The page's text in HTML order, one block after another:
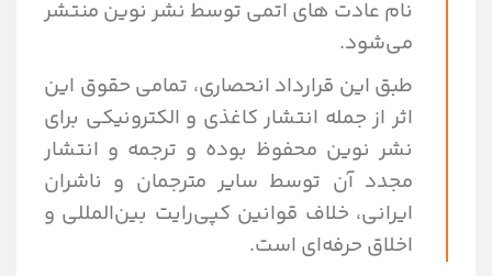
نام عادت های اتمی توسط نشر نوین منتشر
می‌شود.
طبق این قرارداد انحصاری، تمامی حقوق این
اثر از جمله انتشار کاغذی و الکترونیکی برای
نشر نوین محفوظ بوده و ترجمه و انتشار
مجدد آن توسط سایر مترجمان و ناشران
ایرانی، خلاف قوانین کپی‌رایت بین‌المللی و
اخلاق حرفه‌ای است.